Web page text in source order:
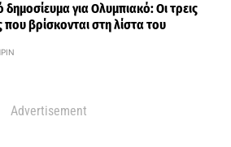
δημοσίευμα για Ολυμπιακό: Οι τρεις
που βρίσκονται στη λίστα του
Advertisement